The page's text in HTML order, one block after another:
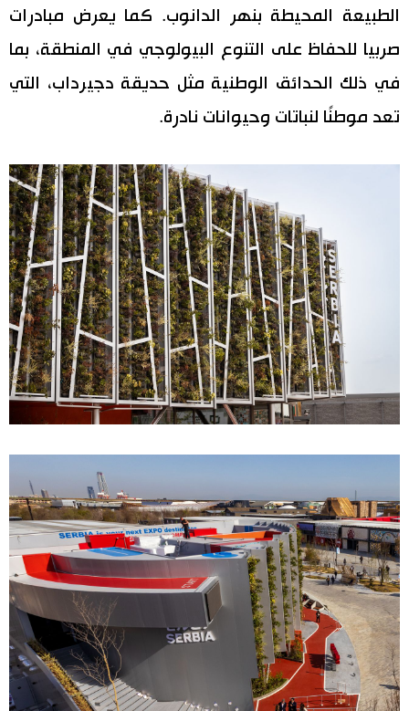
الطبيعة المحيطة بنهر الدانوب. كما يعرض مبادرات
صربيا للحفاظ على التنوع البيولوجي في المنطقة، بما
في ذلك الحدائق الوطنية مثل حديقة دجيرداب، التي
تعد موطنًا لنباتات وحيوانات نادرة.